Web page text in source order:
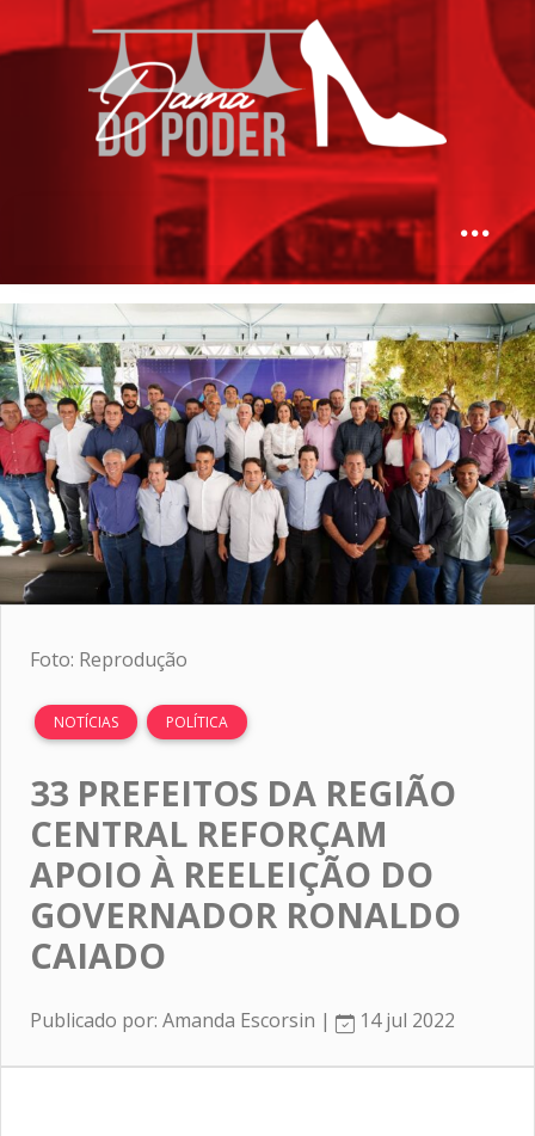
Foto: Reprodução
NOTÍCIAS POLÍTICA
33 PREFEITOS DA REGIÃO
CENTRAL REFORÇAM
APOIO À REELEIÇÃO DO
GOVERNADOR RONALDO
CAIADO
Publicado por: Amanda Escorsin | 14 jul 2022